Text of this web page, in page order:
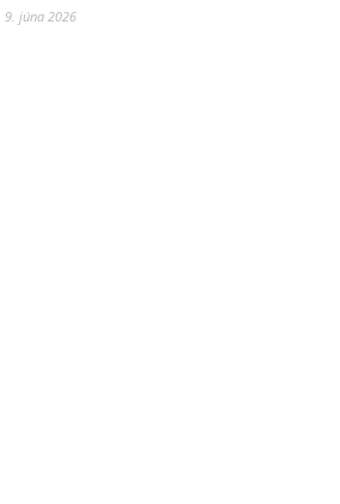
9. júna 2026